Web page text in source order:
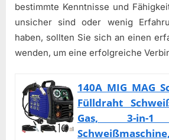
bestimmte Kenntnisse und
unsicher sind oder wenig
haben, sollten Sie sich an einen
wenden, um eine erfolgreiche
140A MIG MAG
Fülldraht
Gas, 3-in-1